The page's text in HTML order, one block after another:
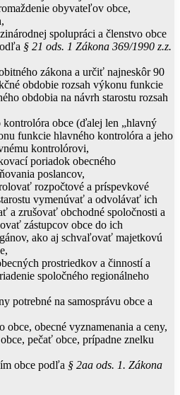
obyvateľov obce,
spolupráci a členstvo obce
§ 21 ods. 1 Zákona 369/1990 z.z.
zákona a určiť najneskôr 90
obdobie rozsah výkonu funkcie
obdobia na návrh starostu rozsah
obce (ďalej len „hlavný
funkcie hlavného kontrolóra a jeho
kontrolórovi,
poriadok obecného
poslancov,
rozpočtové a príspevkové
vymenúvať a odvolávať ich
a zrušovať obchodné spoločnosti a
zástupcov obce do ich
ako aj schvaľovať majetkovú
prostriedkov a činností a
spoločného regionálneho
potrebné na samosprávu obce a
obecné vyznamenania a ceny,
pečať obce, prípadne znelku
obce podľa § 2aa ods. 1. Zákona